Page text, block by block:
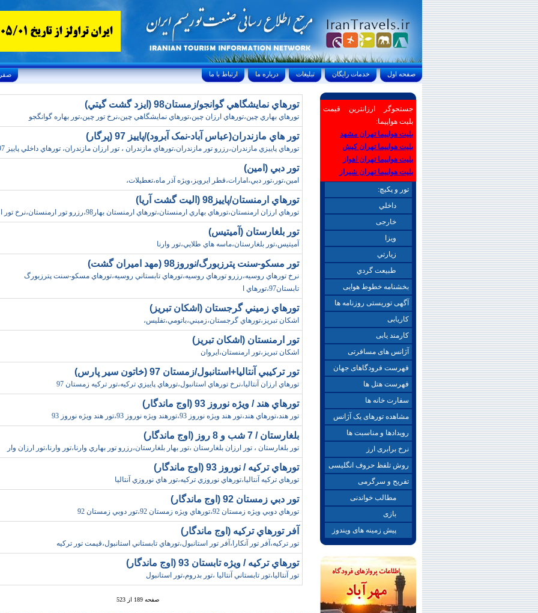
Sunday, August 9, 2026 26/صفر/1448 ارتباط با ما درباره ما تبليغات خدمات رايگان صفحه اول
تورهاي نمايشگاهي گوانجو/زمستان98 (ايزد گشت گيتي)
تورهاي بهاري چين،تورهاي ارزان چين،تورهاي نمايشگاهي چين،نرخ تور چين،تور بهاره گوانگجو
تور هاي مازندران(عباس آباد-نمک آبرود)/پاييز 97 (پرگار)
تورهاي پاييزي مازندران،رزرو تور مازندران،تورهاي مازندران ، تور ارزان مازندران، تورهاي داخلي پاييز 97
تور دبي (امين)
امين،تور،تور دبي،امارات،قطر ايرويز،ويژه آذر ماه،تعطيلات،
تورهاي ارمنستان/پاييز98 (اليت گشت آريا)
تورهاي ارزان ارمنستان،تورهاي بهاري ارمنستان،تورهاي ارمنستان بهار98،رزرو تور ارمنستان،نرخ تور ارمن
تور بلغارستان (آميتيس)
آميتيس،تور بلغارستان،ماسه هاي طلايي،تور وارنا
تور مسکو-سنت پترزبورگ/نوروز98 (مهد اميران گشت)
نرخ تورهاي روسيه،رزرو تورهاي روسيه،تورهاي تابستاني روسيه،تورهاي مسکو-سنت پترزبورگ
تابستان97،تورهاي ا
تورهاي زميني گرجستان (اشکان تبريز)
اشکان تبريز،تورهاي گرجستان،زميني،باتومي،تفليس،
تور ارمنستان (اشکان تبريز)
اشکان تبريز،تور ارمنستان،ايروان
تور ترکيبي آنتاليا+استانبول/زمستان 97 (خاتون سير پارس)
تورهاي ارزان آنتاليا،نرخ تورهاي استانبول،تورهاي پاييزي ترکيه،تور ترکيه زمستان 97
تورهاي هند / ويژه نوروز 93 (اوج ماندگار)
تور هند،تورهاي هند،تور هند ويژه نوروز 93،تورهند ويژه نوروز 93،تور هند ويژه نوروز 93
بلغارستان / 7 شب و 8 روز (اوج ماندگار)
تور بلغارستان ، تور ارزان بلغارستان ،تور بهار بلغارستان،رزرو تور بهاري وارنا،تور وارنا،تور ارزان وار
تورهاي ترکيه / نوروز 93 (اوج ماندگار)
تورهاي ترکيه آنتاليا،تورهاي نوروزي ترکيه،تور هاي نوروزي آنتاليا
تور دبي زمستان 92 (اوج ماندگار)
تورهاي دوبي ويژه زمستان 92،تورهاي ويژه زمستان 92،تور دوبي زمستان 92
آفر تورهاي ترکيه (اوج ماندگار)
تور ترکيه،آفر تور آنکارا،آفر تور استانبول،تورهاي تابستاني استانبول،قيمت تور ترکيه
تورهاي ترکيه / ويژه تابستان 93 (اوج ماندگار)
تور آنتاليا،تور تابستاني آنتاليا ،تور بدروم،تور استانبول
صفحه 189 از 523
جستجوگر ارزانترین قیمت
بلیت هواپیما:
بلیت هواپیما تهران مشهد
بلیت هواپیما تهران کیش
بلیت هواپیما تهران اهواز
بلیت هواپیما تهران شیراز
تور و پکیچ:
داخلي
خارجی
ويزا
زيارتي
طبيعت گردي
بخشنامه خطوط هوایی
آگهی توریستی روزنامه ها
کاریابی
کارمند یابی
آژانس های مسافرتی
فهرست فرودگاهای جهان
فهرست هتل ها
سفارت خانه ها
مشاهده تورهای یک آژانس
رویدادها و مناسبت ها
نرخ برابری ارز
روش تلفظ حروف انگلیسی
تفریح و سرگرمی
مطالب خواندنی
بازی
پیش زمینه های ویندوز